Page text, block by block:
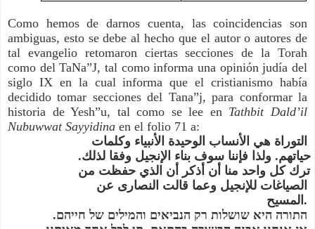
Como hemos de darnos cuenta, las coincidencias son
ambiguas, esto se debe al hecho que el autor o autores de
tal evangelio retomaron ciertas secciones de la Torah
como del TaNa”J, tal como informa una opinión judía del
siglo IX en la cual informa que el cristianismo había
decidido tomar secciones del Tana”j, para conformar la
historia de Yesh”u, tal como se lee en Tathbit Dald’il
Nubuwwat Sayyidina en el folio 71 a:
المسيح.